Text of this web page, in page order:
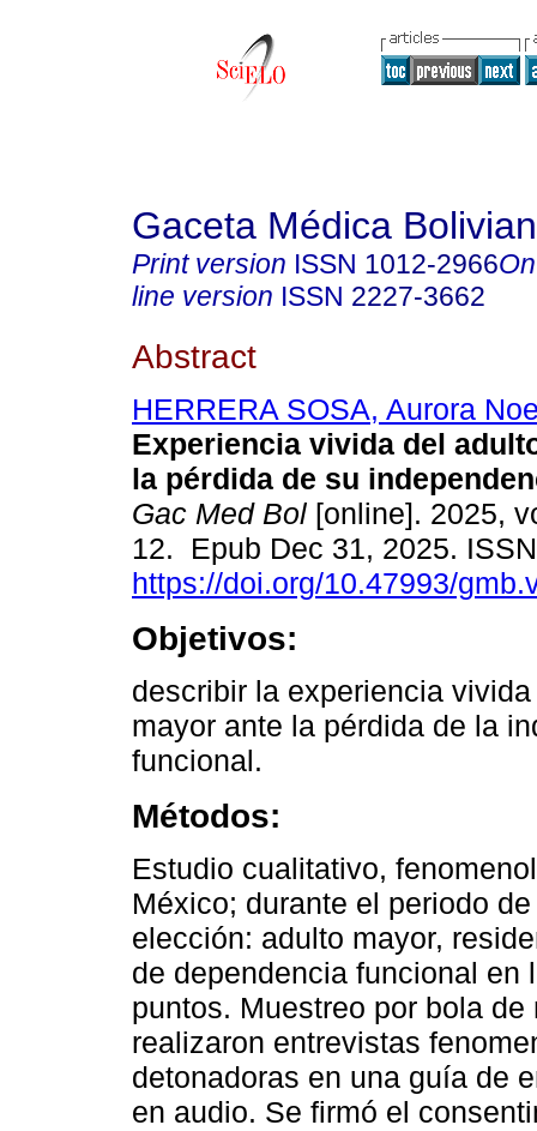
Gaceta Médica
Print version ISSN 1012-2966
line version ISSN 2227-3662
Abstract
HERRERA SOSA, Aurora
Experiencia vivida del
la pérdida de su
Gac Med Bol [online]. 2025,
12. Epub Dec 31, 2025.
https://doi.org/10.47993/
Objetivos:
describir la experiencia
mayor ante la pérdida de la
funcional.
Métodos:
Estudio cualitativo,
México; durante el periodo
elección: adulto mayor,
de dependencia funcional en
puntos. Muestreo por bola
realizaron entrevistas
detonadoras en una guía de
en audio. Se firmó el